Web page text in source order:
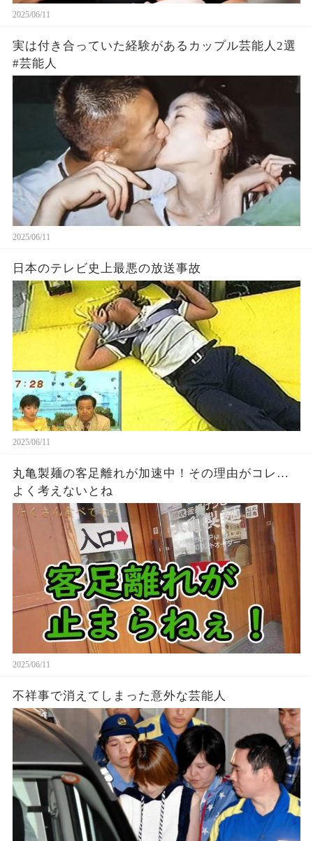
2025/06/11
実は付き合っていた経験があるカップル芸能人2選
#芸能人
2025/06/11
日本のテレビ史上最悪の放送事故
2025/06/11
丸亀製麺の客足離れが加速中！その理由がコレ…
よく考えないとね
2025/06/11
不祥事で消えてしまった意外な芸能人